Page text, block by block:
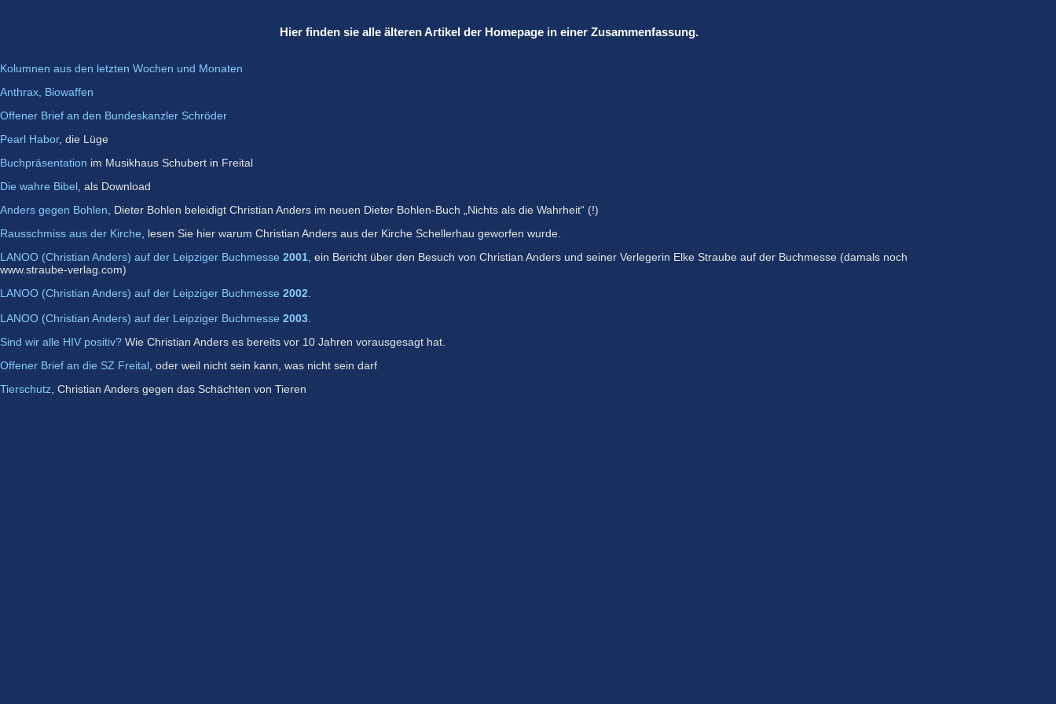
Hier finden sie alle älteren Artikel der Homepage in einer Zusammenfassung.
Kolumnen aus den letzten Wochen und Monaten
Anthrax, Biowaffen
Offener Brief an den Bundeskanzler Schröder
Pearl Habor, die Lüge
Buchpräsentation im Musikhaus Schubert in Freital
Die wahre Bibel , als Download
Anders gegen Bohlen , Dieter Bohlen beleidigt Christian Anders im neuen Dieter Bohlen-Buch
„Nichts als die Wahrheit“ (!)
Rausschmiss aus der Kirche , lesen Sie hier warum Christian Anders aus der Kirche Schellerhau geworfen wurde.
LANOO (Christian Anders) auf der Leipziger Buchmesse 2001 , ein Bericht über den Besuch von Christian Anders und seiner Verlegerin Elke Straube auf der Buchmesse (damals noch
www.straube-verlag.com)
LANOO (Christian Anders) auf der Leipziger Buchmesse 2002
LANOO (Christian Anders) auf der Leipziger Buchmesse 2003
Sind wir alle HIV positiv? Wie Christian Anders es bereits vor 10 Jahren vorausgesagt hat.
Offener Brief an die SZ Freital , oder weil nicht sein kann, was nicht sein darf
Tierschutz , Christian Anders gegen das Schächten von Tieren